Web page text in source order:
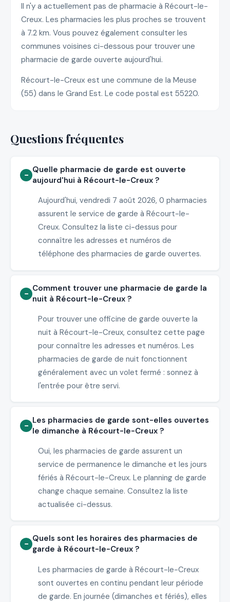
Il n'y a actuellement pas de pharmacie à Récourt-le-
Creux. Les pharmacies les plus proches se trouvent
à 7.2 km. Vous pouvez également consulter les
communes voisines ci-dessous pour trouver une
pharmacie de garde ouverte aujourd'hui.
Récourt-le-Creux est une commune de la Meuse
(55) dans le Grand Est. Le code postal est 55220.
Questions fréquentes
Quelle pharmacie de garde est ouverte
aujourd'hui à Récourt-le-Creux ?
Aujourd'hui, vendredi 7 août 2026, 0 pharmacies
assurent le service de garde à Récourt-le-
Creux. Consultez la liste ci-dessus pour
connaître les adresses et numéros de
téléphone des pharmacies de garde ouvertes.
Comment trouver une pharmacie de garde la
nuit à Récourt-le-Creux ?
Pour trouver une officine de garde ouverte la
nuit à Récourt-le-Creux, consultez cette page
pour connaître les adresses et numéros. Les
pharmacies de garde de nuit fonctionnent
généralement avec un volet fermé : sonnez à
l'entrée pour être servi.
Les pharmacies de garde sont-elles ouvertes
le dimanche à Récourt-le-Creux ?
Oui, les pharmacies de garde assurent un
service de permanence le dimanche et les jours
fériés à Récourt-le-Creux. Le planning de garde
change chaque semaine. Consultez la liste
actualisée ci-dessus.
Quels sont les horaires des pharmacies de
garde à Récourt-le-Creux ?
Les pharmacies de garde à Récourt-le-Creux
sont ouvertes en continu pendant leur période
de garde. En journée (dimanches et fériés), elles